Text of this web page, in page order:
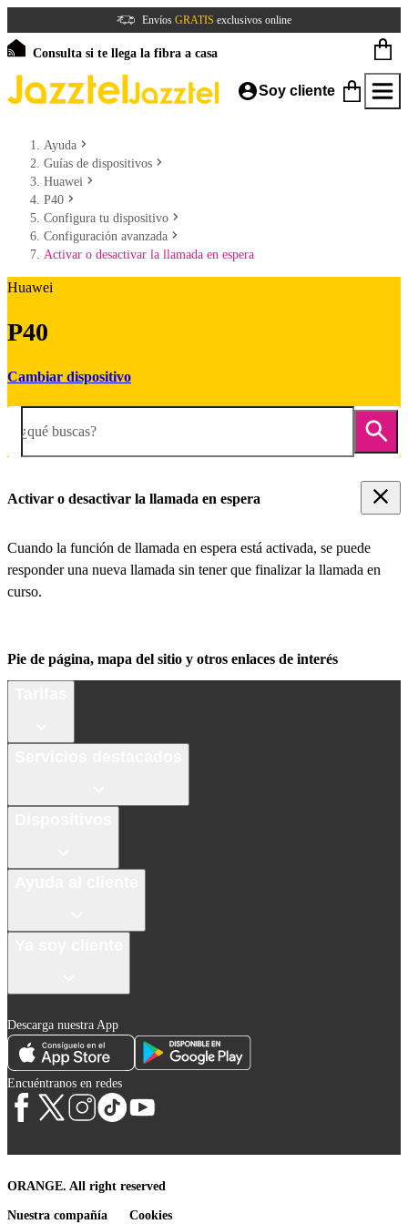
Envíos GRATIS exclusivos online
Consulta si te llega la fibra a casa
Soy cliente
Ayuda
Guías de dispositivos
Huawei
P40
Configura tu dispositivo
Configuración avanzada
Activar o desactivar la llamada en espera
Huawei
P40
Cambiar dispositivo
¿qué buscas?
Activar o desactivar la llamada en espera
Cuando la función de llamada en espera está activada, se puede
responder una nueva llamada sin tener que finalizar la llamada en
curso.
Pie de página, mapa del sitio y otros enlaces de interés
Descarga nuestra App
Encuéntranos en redes
ORANGE. All right reserved
Nuestra compañía Cookies